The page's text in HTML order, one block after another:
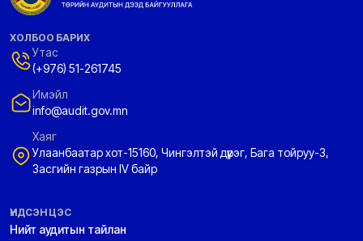
ХОЛБОО БАРИХ
Утас
(+976) 51-261745
Имэйл
info@audit.gov.mn
Хаяг
Улаанбаатар хот-15160, Чингэлтэй дүүрэг, Бага тойруу-3,
Засгийн газрын IV байр
ҮНДСЭН ЦЭС
Нийт аудитын тайлан